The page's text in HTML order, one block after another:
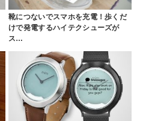
靴につないでスマホを充電！歩くだ
けで発電するハイテクシューズが
ス…